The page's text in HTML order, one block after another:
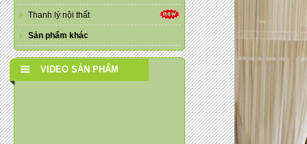
Thanh lý nội thất
Sản phẩm khác
VIDEO SẢN PHẨM